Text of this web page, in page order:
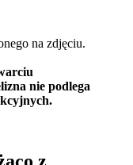
na zdjęciu.
nie podlega